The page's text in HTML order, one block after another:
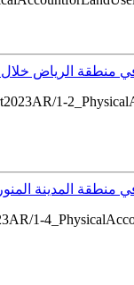
الرياض خلال الفترة
1-
المدينة المنورة خلال
1-